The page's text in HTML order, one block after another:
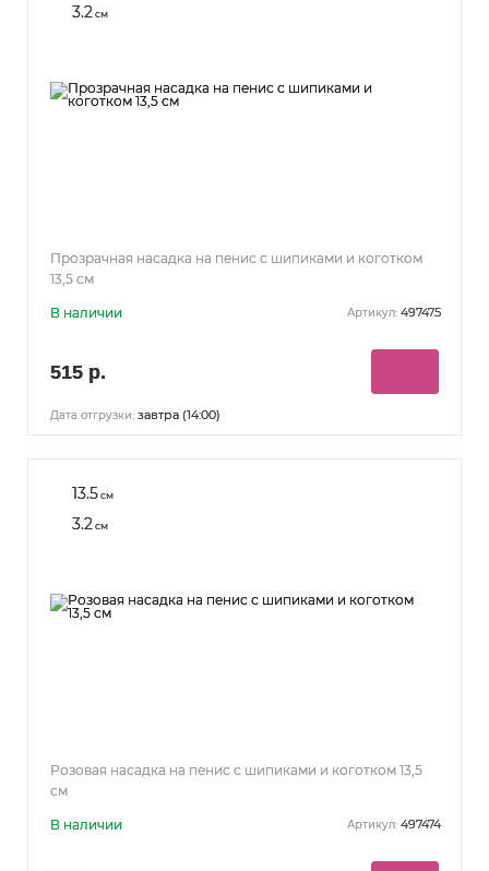
3.2 см
Прозрачная насадка на пенис с шипиками и коготком
13,5 см
В наличии Артикул: 497475
515 р.
Дата отгрузки: завтра (14:00)
13.5см
3.2 см
Розовая насадка на пенис с шипиками и коготком 13,5
см
В наличии Артикул: 497474